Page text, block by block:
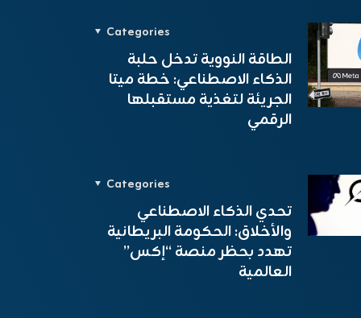
Categories
الطاقة النووية تدخل حلبة
الذكاء الاصطناعي: خطة ميتا
الجريئة لتغذية مستقبلها
الرقمي
Categories
تحدي الذكاء الاصطناعي
والأخلاق: الحكومة البريطانية
تهدد بحظر منصة “إكس”
العالمية